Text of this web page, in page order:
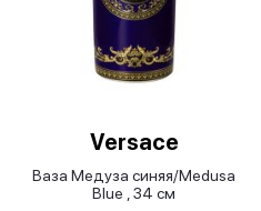
Versace
Ваза Медуза синяя/Medusa
Blue , 34 см